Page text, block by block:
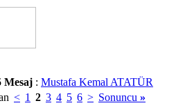
:Mustafa Kemal ATATÜRK...
< 1 2 3 4 5 6 > Sonuncu »